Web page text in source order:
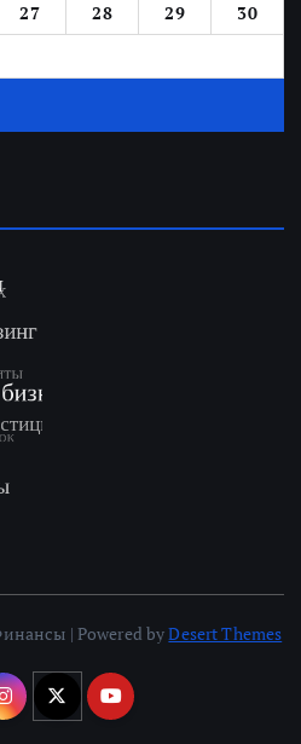
27 28 29
30
| Powered byDesert Themes